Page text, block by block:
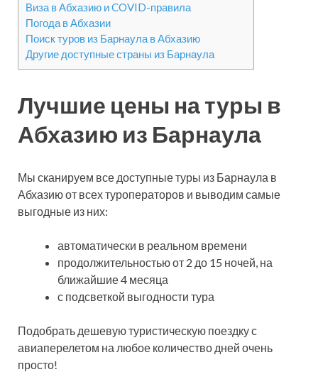
Виза в Абхазию и COVID-правила
Погода в Абхазии
Поиск туров из Барнаула в Абхазию
Другие доступные страны из Барнаула
Лучшие цены на туры в
Абхазию из Барнаула
Мы сканируем все доступные туры из Барнаула в
Абхазию от всех туроператоров и выводим самые
выгодные из них:
автоматически в реальном времени
продолжительностью от 2 до 15 ночей, на
ближайшие 4 месяца
с подсветкой выгодности тура
Подобрать дешевую туристическую поездку с
авиаперелетом на любое количество дней очень
просто!